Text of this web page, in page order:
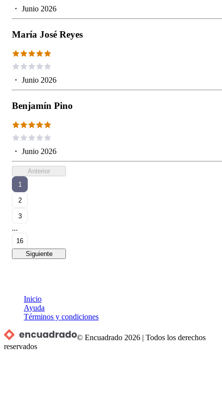
・ Junio 2026
María José Reyes
・ Junio 2026
Benjamín Pino
・ Junio 2026
Anterior
1
2
3
...
16
Siguiente
Inicio
Ayuda
Términos y condiciones
© Encuadrado 2026 |Todos los derechos
reservados